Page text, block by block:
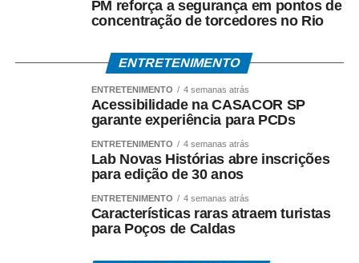
análise dos documentos apreendidos durante a
A existência da investigação não representa condenação,
e todos os investigados têm assegurados os direitos ao
contraditório, à ampla defesa e à presunção de inocência.
O *Espia News* continuará acompanhando o andamento
do caso e trará novas informações à medida que houver
manifestações oficiais das autoridades e das partes
COMENTE ABAIXO:
PM reforça a segurança em pontos de
concentração de torcedores no Rio
ENTRETENIMENTO
ENTRETENIMENTO 4 semanas atrás
Acessibilidade na CASACOR SP
garante experiência para PCDs
ENTRETENIMENTO 4 semanas atrás
Lab Novas Histórias abre inscrições
para edição de 30 anos
ENTRETENIMENTO 4 semanas atrás
Características raras atraem turistas
para Poços de Caldas